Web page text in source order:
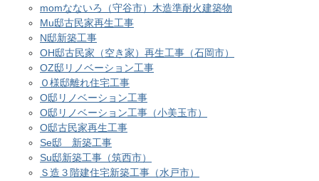
momなないろ（守谷市）木造準耐火建築物
Mu邸古民家再生工事
N邸新築工事
OH邸古民家（空き家）再生工事（石岡市）
OZ邸リノベーション工事
Ｏ様邸離れ住宅工事
O邸リノベーション工事
O邸リノベーション工事（小美玉市）
O邸古民家再生工事
Se邸 新築工事
Su邸新築工事（筑西市）
Ｓ造３階建住宅新築工事（水戸市）